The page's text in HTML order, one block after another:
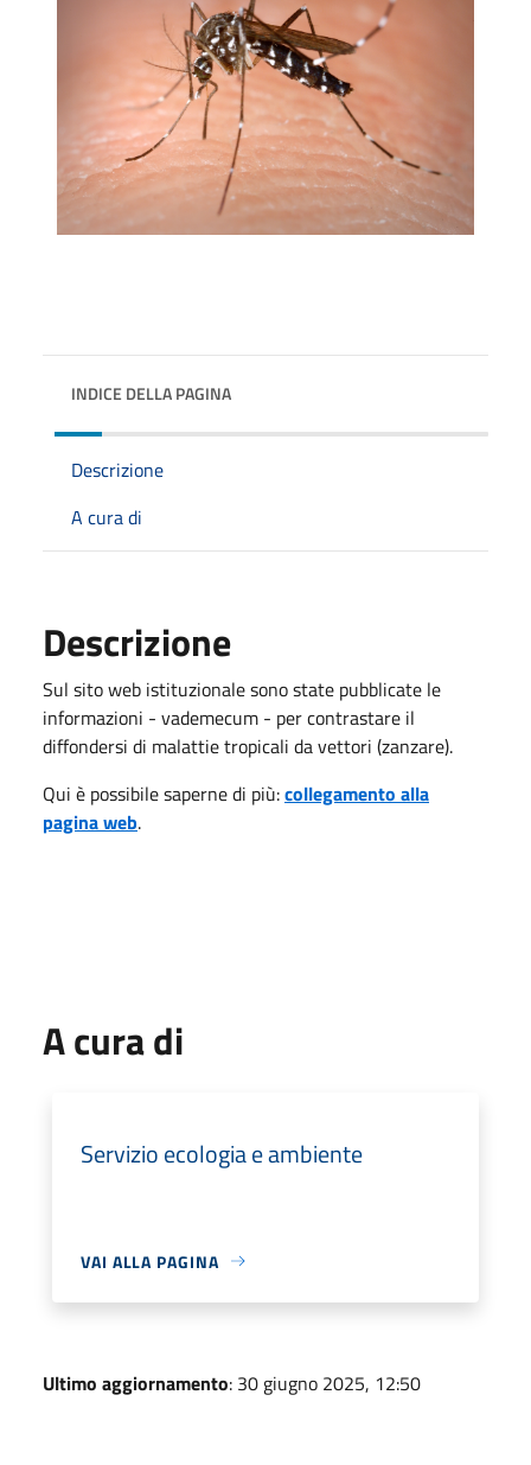
INDICE DELLA PAGINA
Descrizione
A cura di
Descrizione
Sul sito web istituzionale sono state pubblicate le
informazioni - vademecum - per contrastare il
diffondersi di malattie tropicali da vettori (zanzare).
Qui è possibile saperne di più:collegamento alla
pagina web.
A cura di
Servizio ecologia e ambiente
VAI ALLA PAGINA
Ultimo aggiornamento: 30 giugno 2025, 12:50